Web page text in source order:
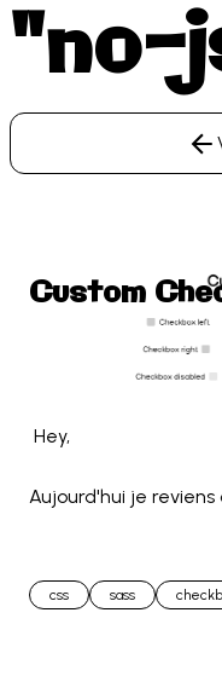
"no-
Custom
Hey,
Aujourd'hui je
Cette fois-ci j'ai
css sass